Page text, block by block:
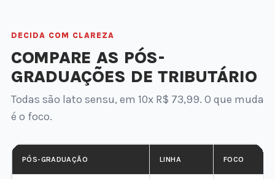
DECIDA COM CLAREZA
COMPARE AS PÓS-
GRADUAÇÕES DE TRIBUTÁRIO
Todas são lato sensu, em 10x R$ 73,99. O que muda
é o foco.
PÓS-GRADUAÇÃO LINHA FOCO